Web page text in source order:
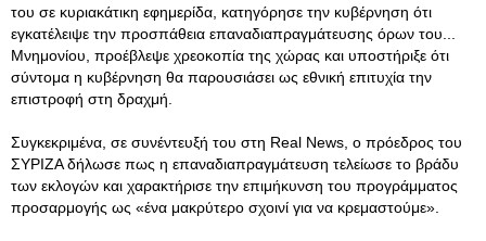
του σε κυριακάτικη εφημερίδα, κατηγόρησε την κυβέρνηση ότι
εγκατέλειψε την προσπάθεια επαναδιαπραγμάτευσης όρων του...
Μνημονίου, προέβλεψε χρεοκοπία της χώρας και υποστήριξε ότι
σύντομα η κυβέρνηση θα παρουσιάσει ως εθνική επιτυχία την
επιστροφή στη δραχμή.
Συγκεκριμένα, σε συνέντευξή του στη Real News, ο πρόεδρος του
ΣΥΡΙΖΑ δήλωσε πως η επαναδιαπραγμάτευση τελείωσε το βράδυ
των εκλογών και χαρακτήρισε την επιμήκυνση του προγράμματος
προσαρμογής ως «ένα μακρύτερο σχοινί για να κρεμαστούμε».